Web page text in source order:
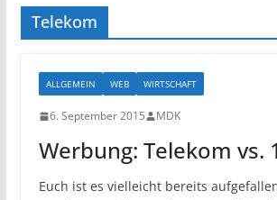
Telekom
ALLGEMEIN WEB WIRTSCHAFT
6. September 2015 MDK
Werbung: Telekom vs.
Euch ist es vielleicht bereits